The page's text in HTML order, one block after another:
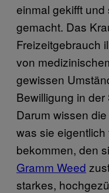
einmal gekifft
gemacht. Das
Freizeitgebrauch
von
gewissen
Bewilligung in
Darum wissen
was sie
bekommen, den
Gramm Weed
starkes,